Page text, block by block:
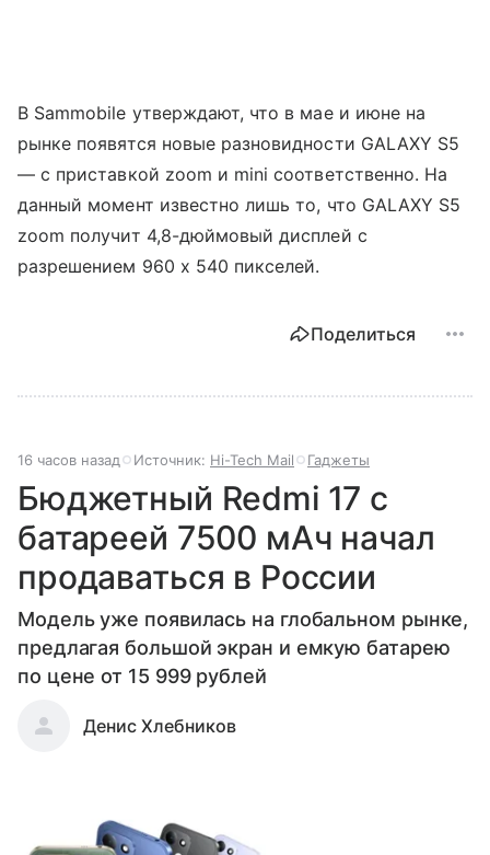
В Sammobile утверждают, что в мае и июне на
рынке появятся новые разновидности GALAXY S5
— с приставкой zoom и mini соответственно. На
данный момент известно лишь то, что GALAXY S5
zoom получит 4,8-дюймовый дисплей с
разрешением 960 х 540 пикселей.
Поделиться
16 часов назад Источник: Hi-Tech Mail Гаджеты
Бюджетный Redmi 17 с
батареей 7500 мАч начал
продаваться в России
Модель уже появилась на глобальном рынке,
предлагая большой экран и емкую батарею
по цене от 15 999 рублей
Денис Хлебников